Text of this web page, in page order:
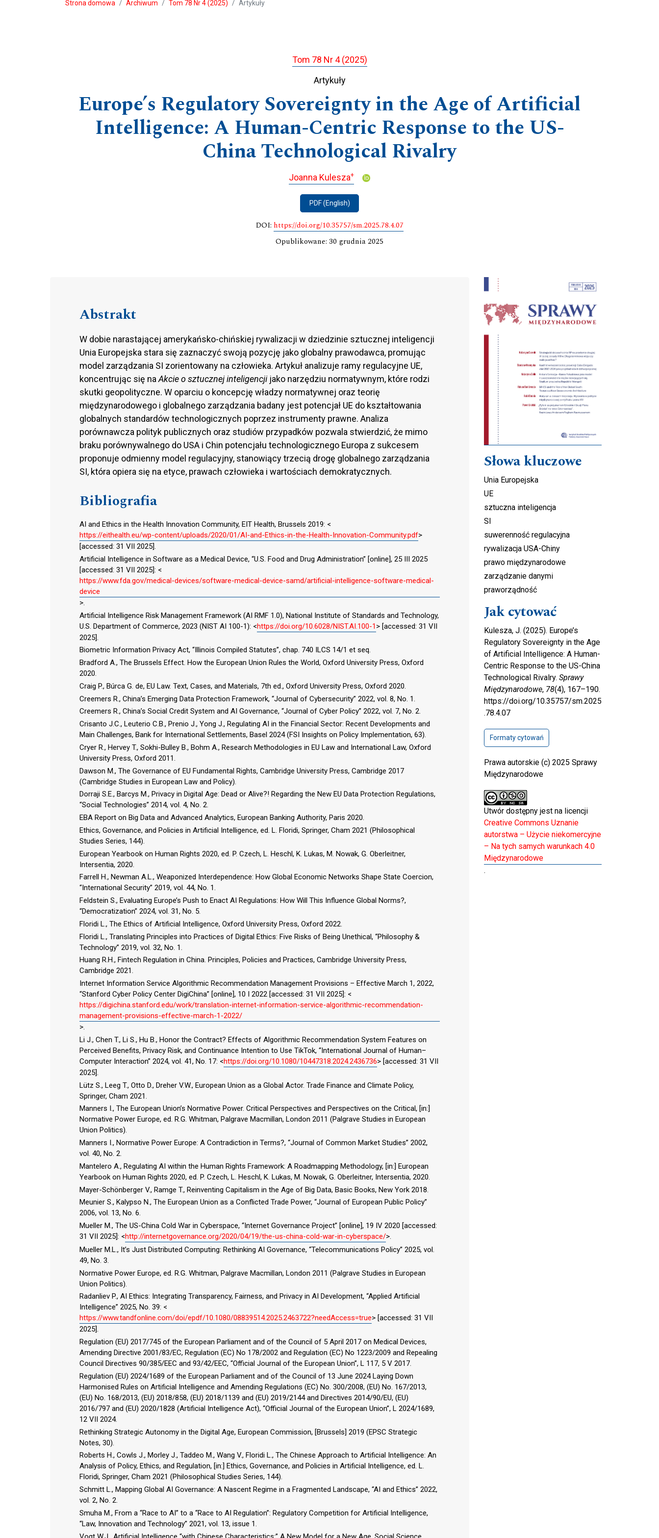
Strona domowa Archiwum Tom 78 Nr 4 (2025) Artykuły
Tom 78 Nr 4 (2025)
Artykuły
Europe’s Regulatory Sovereignty in the Age of Artificial
Intelligence: A Human-Centric Response to the US-
China Technological Rivalry
Joanna Kulesza+
PDF (English)
DOI: https://doi.org/10.35757/sm.2025.78.4.07
Opublikowane: 30 grudnia 2025
Abstrakt
W dobie narastającej amerykańsko-chińskiej rywalizacji w dziedzinie sztucznej inteligencji
Unia Europejska stara się zaznaczyć swoją pozycję jako globalny prawodawca, promując
model zarządzania SI zorientowany na człowieka. Artykuł analizuje ramy regulacyjne UE,
koncentrując się na Akcie o sztucznej inteligencjijako narzędziu normatywnym, które rodzi
skutki geopolityczne. W oparciu o koncepcję władzy normatywnej oraz teorię
międzynarodowego i globalnego zarządzania badany jest potencjał UE do kształtowania
globalnych standardów technologicznych poprzez instrumenty prawne. Analiza
porównawcza polityk publicznych oraz studiów przypadków pozwala stwierdzić, że mimo
braku porównywalnego do USA i Chin potencjału technologicznego Europa z sukcesem
proponuje odmienny model regulacyjny, stanowiący trzecią drogę globalnego zarządzania
SI, która opiera się na etyce, prawach człowieka i wartościach demokratycznych.
Bibliografia
AI and Ethics in the Health Innovation Community, EIT Health, Brussels 2019: <
https://eithealth.eu/wp-content/uploads/2020/01/AI-and-Ethics-in-the-Health-Innovation-Community.pdf>
[accessed: 31 VII 2025].
Artificial Intelligence in Software as a Medical Device, “U.S. Food and Drug Administration” [online], 25 III 2025
[accessed: 31 VII 2025]: <
https://www.fda.gov/medical-devices/software-medical-device-samd/artificial-intelligence-software-medical-
device
>.
Artificial Intelligence Risk Management Framework (AI RMF 1.0), National Institute of Standards and Technology,
U.S. Department of Commerce, 2023 (NIST AI 100-1): <https://doi.org/10.6028/NIST.AI.100-1> [accessed: 31 VII
2025].
Biometric Information Privacy Act, “Illinois Compiled Statutes”, chap. 740 ILCS 14/1 et seq.
Bradford A., The Brussels Effect. How the European Union Rules the World, Oxford University Press, Oxford
2020.
Craig P., Búrca G. de, EU Law. Text, Cases, and Materials, 7th ed., Oxford University Press, Oxford 2020.
Creemers R., China’s Emerging Data Protection Framework, “Journal of Cybersecurity” 2022, vol. 8, No. 1.
Creemers R., China’s Social Credit System and AI Governance, “Journal of Cyber Policy” 2022, vol. 7, No. 2.
Crisanto J.C., Leuterio C.B., Prenio J., Yong J., Regulating AI in the Financial Sector: Recent Developments and
Main Challenges, Bank for International Settlements, Basel 2024 (FSI Insights on Policy Implementation, 63).
Cryer R., Hervey T., Sokhi-Bulley B., Bohm A., Research Methodologies in EU Law and International Law, Oxford
University Press, Oxford 2011.
Dawson M., The Governance of EU Fundamental Rights, Cambridge University Press, Cambridge 2017
(Cambridge Studies in European Law and Policy).
Dorraji S.E., Barcys M., Privacy in Digital Age: Dead or Alive?! Regarding the New EU Data Protection Regulations,
“Social Technologies” 2014, vol. 4, No. 2.
EBA Report on Big Data and Advanced Analytics, European Banking Authority, Paris 2020.
Ethics, Governance, and Policies in Artificial Intelligence, ed. L. Floridi, Springer, Cham 2021 (Philosophical
Studies Series, 144).
European Yearbook on Human Rights 2020, ed. P. Czech, L. Heschl, K. Lukas, M. Nowak, G. Oberleitner,
Intersentia, 2020.
Farrell H., Newman A.L., Weaponized Interdependence: How Global Economic Networks Shape State Coercion,
“International Security” 2019, vol. 44, No. 1.
Feldstein S., Evaluating Europe’s Push to Enact AI Regulations: How Will This Influence Global Norms?,
“Democratization” 2024, vol. 31, No. 5.
Floridi L., The Ethics of Artificial Intelligence, Oxford University Press, Oxford 2022.
Floridi L., Translating Principles into Practices of Digital Ethics: Five Risks of Being Unethical, “Philosophy &
Technology” 2019, vol. 32, No. 1.
Huang R.H., Fintech Regulation in China. Principles, Policies and Practices, Cambridge University Press,
Cambridge 2021.
Internet Information Service Algorithmic Recommendation Management Provisions – Effective March 1, 2022,
“Stanford Cyber Policy Center DigiChina” [online], 10 I 2022 [accessed: 31 VII 2025]: <
https://digichina.stanford.edu/work/translation-internet-information-service-algorithmic-recommendation-
management-provisions-effective-march-1-2022/
>.
Li J., Chen T., Li S., Hu B., Honor the Contract? Effects of Algorithmic Recommendation System Features on
Perceived Benefits, Privacy Risk, and Continuance Intention to Use TikTok, “International Journal of Human–
Computer Interaction” 2024, vol. 41, No. 17: <https://doi.org/10.1080/10447318.2024.2436736> [accessed: 31 VII
2025].
Lütz S., Leeg T., Otto D., Dreher V.W., European Union as a Global Actor. Trade Finance and Climate Policy,
Springer, Cham 2021.
Manners I., The European Union’s Normative Power. Critical Perspectives and Perspectives on the Critical, [in:]
Normative Power Europe, ed. R.G. Whitman, Palgrave Macmillan, London 2011 (Palgrave Studies in European
Union Politics).
Manners I., Normative Power Europe: A Contradiction in Terms?, “Journal of Common Market Studies” 2002,
vol. 40, No. 2.
Mantelero A., Regulating AI within the Human Rights Framework: A Roadmapping Methodology, [in:] European
Yearbook on Human Rights 2020, ed. P. Czech, L. Heschl, K. Lukas, M. Nowak, G. Oberleitner, Intersentia, 2020.
Mayer-Schönberger V., Ramge T., Reinventing Capitalism in the Age of Big Data, Basic Books, New York 2018.
Meunier S., Kalypso N., The European Union as a Conflicted Trade Power, “Journal of European Public Policy”
2006, vol. 13, No. 6.
Mueller M., The US-China Cold War in Cyberspace, “Internet Governance Project” [online], 19 IV 2020 [accessed:
31 VII 2025]: <http://internetgovernance.org/2020/04/19/the-us-china-cold-war-in-cyberspace/>.
Mueller M.L., It’s Just Distributed Computing: Rethinking AI Governance, “Telecommunications Policy” 2025, vol.
49, No. 3.
Normative Power Europe, ed. R.G. Whitman, Palgrave Macmillan, London 2011 (Palgrave Studies in European
Union Politics).
Radanliev P., AI Ethics: Integrating Transparency, Fairness, and Privacy in AI Development, “Applied Artificial
Intelligence” 2025, No. 39: <
https://www.tandfonline.com/doi/epdf/10.1080/08839514.2025.2463722?needAccess=true> [accessed: 31 VII
2025].
Regulation (EU) 2017/745 of the European Parliament and of the Council of 5 April 2017 on Medical Devices,
Amending Directive 2001/83/EC, Regulation (EC) No 178/2002 and Regulation (EC) No 1223/2009 and Repealing
Council Directives 90/385/EEC and 93/42/EEC, “Official Journal of the European Union”, L 117, 5 V 2017.
Regulation (EU) 2024/1689 of the European Parliament and of the Council of 13 June 2024 Laying Down
Harmonised Rules on Artificial Intelligence and Amending Regulations (EC) No. 300/2008, (EU) No. 167/2013,
(EU) No. 168/2013, (EU) 2018/858, (EU) 2018/1139 and (EU) 2019/2144 and Directives 2014/90/EU, (EU)
2016/797 and (EU) 2020/1828 (Artificial Intelligence Act), “Official Journal of the European Union”, L 2024/1689,
12 VII 2024.
Rethinking Strategic Autonomy in the Digital Age, European Commission, [Brussels] 2019 (EPSC Strategic
Notes, 30).
Roberts H., Cowls J., Morley J., Taddeo M., Wang V., Floridi L., The Chinese Approach to Artificial Intelligence: An
Analysis of Policy, Ethics, and Regulation, [in:] Ethics, Governance, and Policies in Artificial Intelligence, ed. L.
Floridi, Springer, Cham 2021 (Philosophical Studies Series, 144).
Schmitt L., Mapping Global AI Governance: A Nascent Regime in a Fragmented Landscape, “AI and Ethics” 2022,
vol. 2, No. 2.
Smuha M., From a “Race to AI” to a “Race to AI Regulation”: Regulatory Competition for Artificial Intelligence,
“Law, Innovation and Technology” 2021, vol. 13, issue 1.
Cover image
Słowa kluczowe
Unia Europejska
UE
sztuczna inteligencja
SI
suwerenność regulacyjna
rywalizacja USA-Chiny
prawo międzynarodowe
zarządzanie danymi
praworządność
Jak cytować
Kulesza, J. (2025). Europe’s
Regulatory Sovereignty in the Age
of Artificial Intelligence: A Human-
Centric Response to the US-China
Technological Rivalry. Sprawy
Międzynarodowe, 78(4), 167–190.
https://doi.org/10.35757/sm.2025
.78.4.07
Formaty cytowań
Prawa autorskie (c) 2025 Sprawy
Międzynarodowe
Utwór dostępny jest na licencji
Creative Commons Uznanie
autorstwa – Użycie niekomercyjne
– Na tych samych warunkach 4.0
Międzynarodowe
.